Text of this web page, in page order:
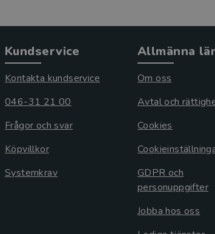
Kundservice
Kontakta kundservice
046-31 21 00
Frågor och svar
Köpvillkor
Systemkrav
Allmänna
Om oss
Avtal och
Cookies
GDPR och
personuppgifter
Jobba hos oss